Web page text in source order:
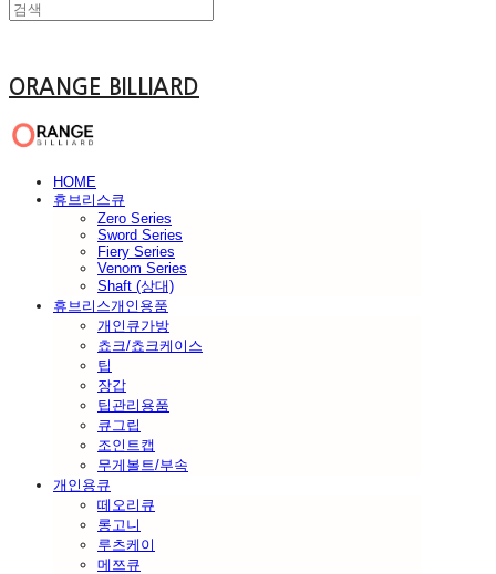
ORANGE BILLIARD
HOME
휴브리스큐
Zero Series
Sword Series
Fiery Series
Venom Series
Shaft (상대)
휴브리스개인용품
개인큐가방
쵸크/쵸크케이스
팁
장갑
팁관리용품
큐그립
조인트캡
무게볼트/부속
개인용큐
떼오리큐
롱고니
루츠케이
메쯔큐